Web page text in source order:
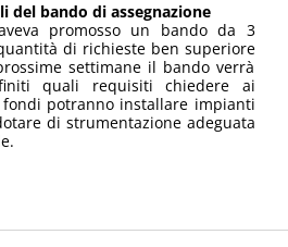
del bando di assegnazione
promosso un bando da 3
di richieste ben superiore
settimane il bando verrà
quali requisiti chiedere ai
potranno installare impianti
di strumentazione adeguata